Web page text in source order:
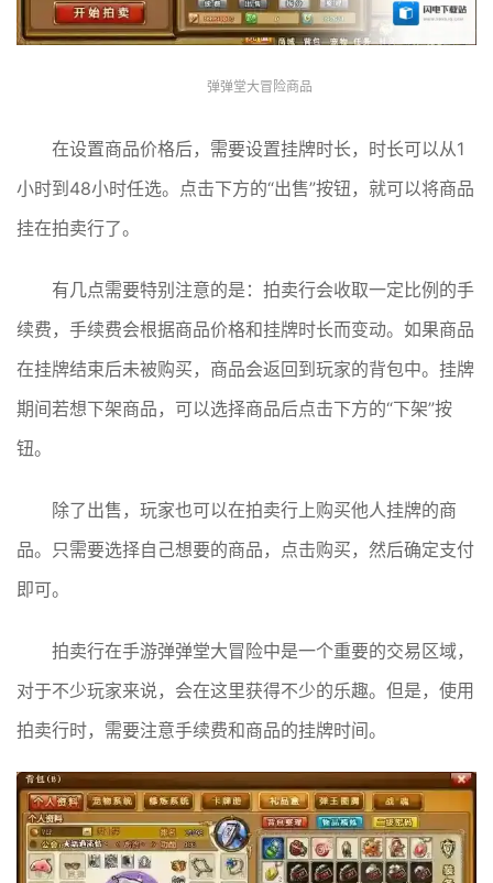
弹弹堂大冒险商品
在设置商品价格后，需要设置挂牌时长，时长可以从1
小时到48小时任选。点击下方的“出售”按钮，就可以将商品
挂在拍卖行了。
有几点需要特别注意的是：拍卖行会收取一定比例的手
续费，手续费会根据商品价格和挂牌时长而变动。如果商品
在挂牌结束后未被购买，商品会返回到玩家的背包中。挂牌
期间若想下架商品，可以选择商品后点击下方的“下架”按
钮。
除了出售，玩家也可以在拍卖行上购买他人挂牌的商
品。只需要选择自己想要的商品，点击购买，然后确定支付
即可。
拍卖行在手游弹弹堂大冒险中是一个重要的交易区域，
对于不少玩家来说，会在这里获得不少的乐趣。但是，使用
拍卖行时，需要注意手续费和商品的挂牌时间。